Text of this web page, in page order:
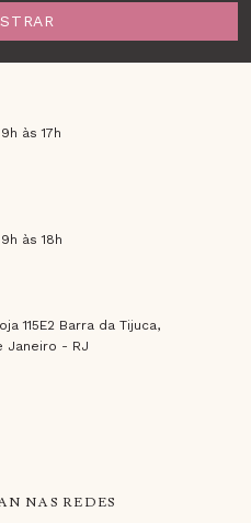
às 17h
às 18h
115E2 Barra da Tijuca,
Janeiro - RJ
NAS REDES